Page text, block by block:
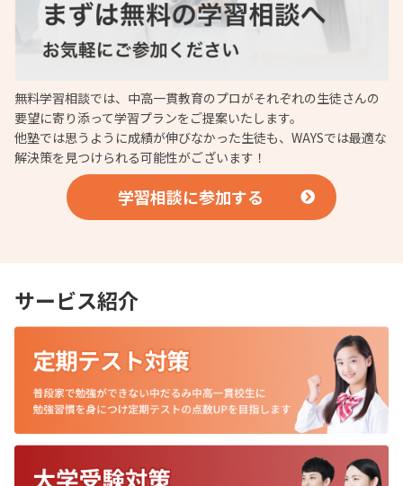
無料学習相談では、中高一貫教育のプロがそれぞれの生徒さんの
要望に寄り添って学習プランをご提案いたします。
他塾では思うように成績が伸びなかった生徒も、WAYSでは最適な
解決策を見つけられる可能性がございます！
学習相談に参加する
サービス紹介